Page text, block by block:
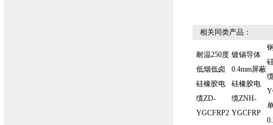
相关同类产品：
耐温250度
低烟低卤
硅橡胶电
缆ZD-
YGCFRP2
镀锡导体
0.4mm屏蔽
硅橡胶电
缆ZNH-
YGCFRP